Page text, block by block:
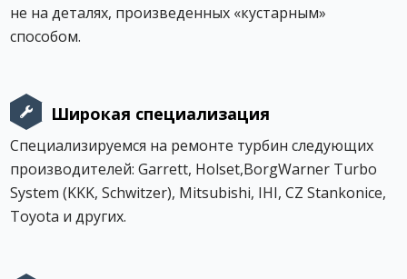
не на деталях, произведенных «кустарным»
способом.
Широкая специализация
Специализируемся на ремонте турбин следующих
производителей: Garrett, Holset,BorgWarner Turbo
System (KKK, Schwitzer), Mitsubishi, IHI, CZ Stankonice,
Toyota и других.